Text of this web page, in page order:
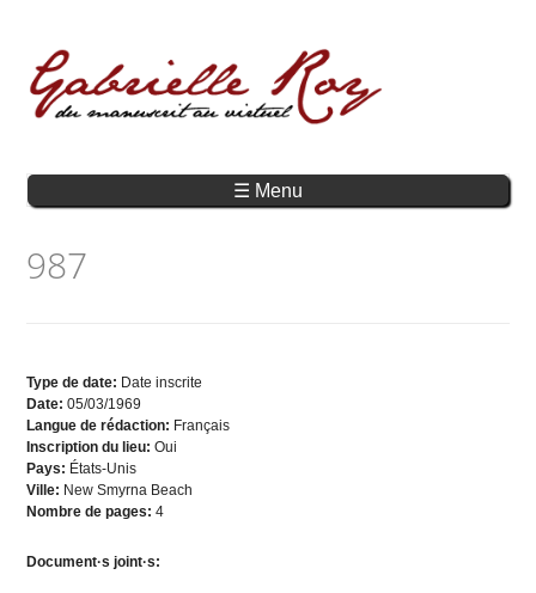
☰ Menu
987
Type de date: Date inscrite
Date:05/03/1969
Langue de rédaction: Français
Inscription du lieu:Oui
Pays: États-Unis
Ville: New Smyrna Beach
Nombre de pages:4
Document·s joint·s: